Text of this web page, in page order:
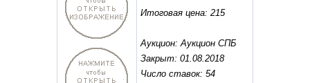
Итоговая цена: 215
Аукцион: Аукцион СПБ
Закрыт: 01.08.2018
Число ставок: 54